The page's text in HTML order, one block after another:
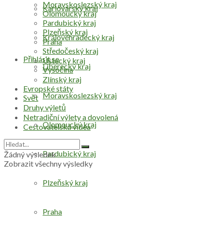
Přihlásit se
Karlovarský kraj
Královéhradecký kraj
Liberecký kraj
Moravskoslezský kraj
Olomoucký kraj
Pardubický kraj
Plzeňský kraj
Praha
Moravskoslezský kraj
Olomoucký kraj
Pardubický kraj
Plzeňský kraj
Praha
Středočeský kraj
Ústecký kraj
Vysočina
Zlínský kraj
Evropské státy
Svět
Druhy výletů
Netradiční výlety a dovolená
Cestovatelská videa
Žádný výsledek
Zobrazit všechny výsledky